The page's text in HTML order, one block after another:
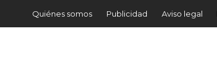
Quiénes somos Publicidad Aviso legal